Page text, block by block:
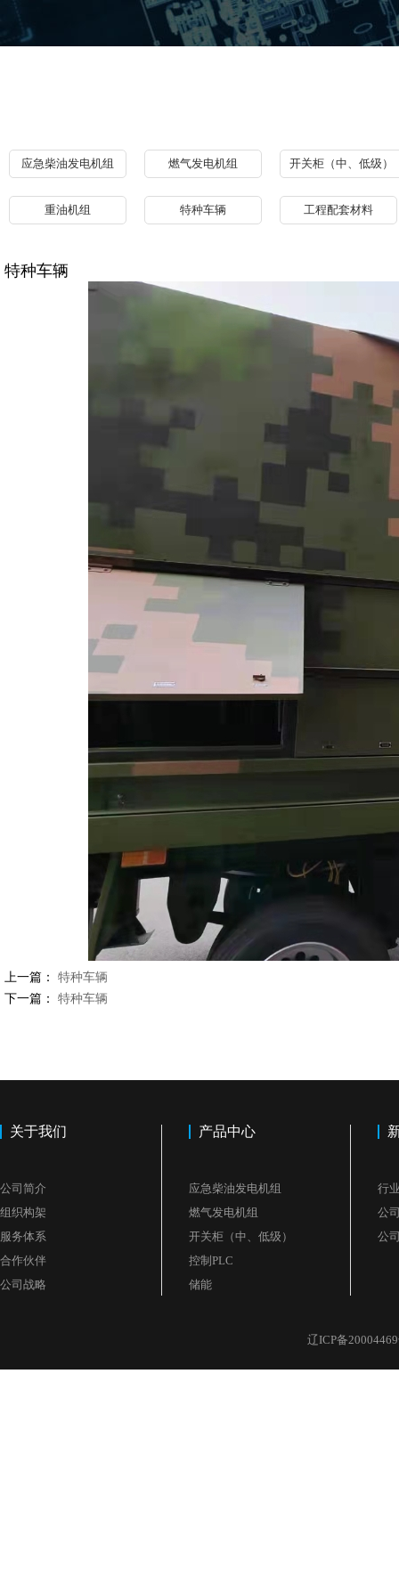
应急柴油发电机组 燃气发电机组 开关柜（中、低级）
重油机组 特种车辆 工程配套材料
特种车辆
上一篇： 特种车辆
下一篇： 特种车辆
关于我们
公司简介
组织构架
服务体系
合作伙伴
公司战略
产品中心
应急柴油发电机组
燃气发电机组
开关柜（中、低级）
控制PLC
储能
行
公
公
辽ICP备